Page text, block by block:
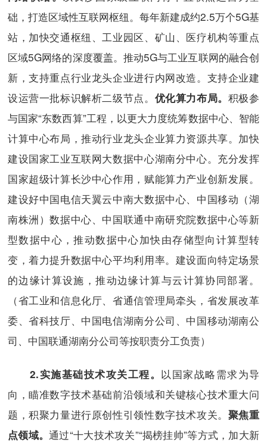
础，打造区域性互联网枢纽。每年新建成约2.5万个5G基
站，加快交通枢纽、工业园区、矿山、医疗机构等重点
区域5G网络的深度覆盖。推动5G与工业互联网的融合创
新，支持重点行业龙头企业进行内网改造。支持企业建
设运营一批标识解析二级节点。 优化算力布局。 积极参
与国家“东数西算”工程，以更大力度统筹数据中心、智能
计算中心布局，推动行业龙头企业算力资源共享。加快
建设国家工业互联网大数据中心湖南分中心。充分发挥
国家超级计算长沙中心作用，赋能算力产业创新发展。
建设好中国电信天翼云中南大数据中心、中国移动（湖
南株洲）数据中心、中国联通中南研究院数据中心等新
型数据中心，推动数据中心加快由存储型向计算型转
变，着力提升数据中心平均利用率。建设面向特定场景
的边缘计算设施，推动边缘计算与云计算协同部署。
（省工业和信息化厅、省通信管理局牵头，省发展改革
委、省科技厅、中国电信湖南分公司、中国移动湖南公
司、中国联通湖南分公司等按职责分工负责）
2.实施基础技术攻关工程。 以国家战略需求为导
向，瞄准数字技术基础前沿领域和关键核心技术重大问
题，积聚力量进行原创性引领性数字技术攻关。 聚焦重
点领域。通过“十大技术攻关”“揭榜挂帅”等方式，加大新